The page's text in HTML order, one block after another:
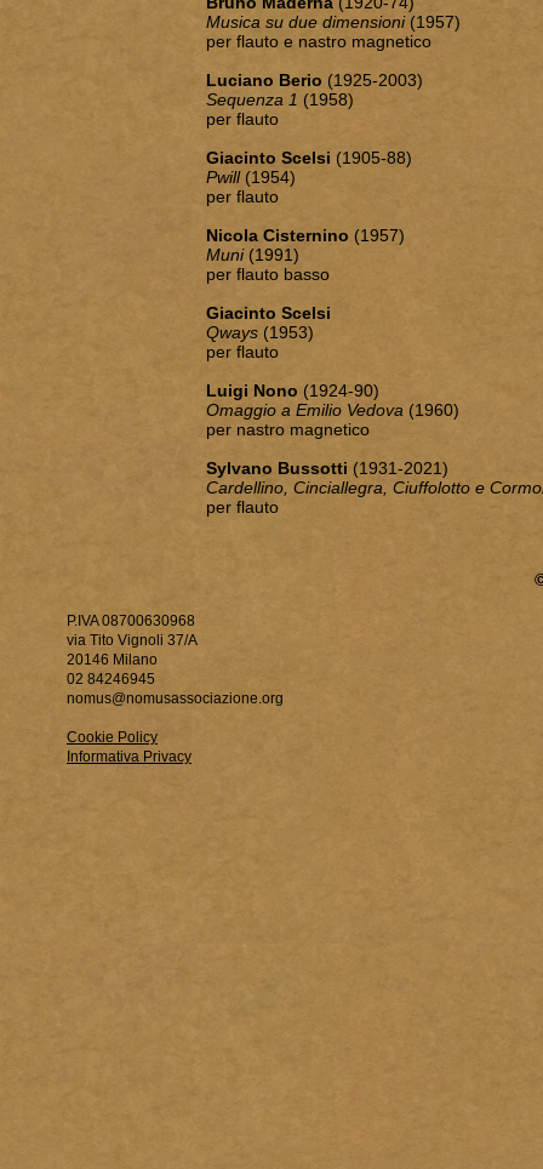
Musica su due dimensioni(1957)
per flauto e nastro magnetico
Luciano Berio (1925-2003)
Sequenza 1 (1958)
per flauto
Giacinto Scelsi (1905-88)
Pwill(1954)
per flauto
Nicola Cisternino (1957)
Muni(1991)
per flauto basso
Giacinto Scelsi
Qways (1953)
per flauto
Luigi Nono (1924-90)
Omaggio a Emilio Vedova (1960)
per nastro magnetico
Sylvano Bussotti (1931-2021)
Cardellino, Cinciallegra, Ciuffolotto e
per flauto
P.IVA 08700630968
via Tito Vignoli 37/A
20146 Milano
02 84246945
nomus@nomusassociazione.org
Cookie Policy
Informativa Privacy